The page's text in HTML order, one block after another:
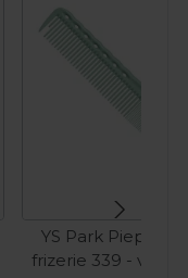
YS Park Pieptan
frizerie 339 -